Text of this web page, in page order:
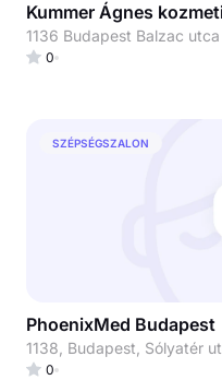
Kummer Ágnes
1136 Budapest Balzac
0
SZÉPSÉGSZALON
PhoenixMed Budapest
0